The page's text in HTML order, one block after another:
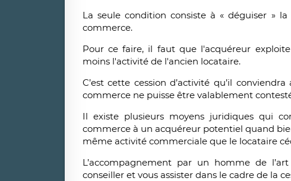
La seule condition consiste à « déguiser »
commerce.
Pour ce faire, il faut que l'acquéreur
moins l'activité de l'ancien locataire.
C’est cette cession d’activité qu’il
commerce ne puisse être valablement
Il existe plusieurs moyens juridiques qui
commerce à un acquéreur potentiel quand
même activité commerciale que le locataire
L’accompagnement par un homme de
conseiller et vous assister dans le cadre de la